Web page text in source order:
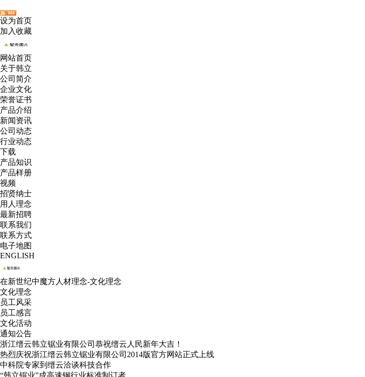
设为首页
加入收藏
网站首页
关于韩立
公司简介
企业文化
荣誉证书
产品介绍
新闻资讯
公司动态
行业动态
下载
产品知识
产品样册
视频
招贤纳士
用人理念
最新招聘
联系我们
联系方式
电子地图
ENGLISH
在新世纪中魔方人材理念-文化理念
文化理念
员工风采
员工感言
文化活动
通知公告
浙江缙云韩立锯业有限公司恭祝缙云人民新年大吉！
热烈庆祝浙江缙云韩立锯业有限公司2014版官方网站正式上线
中科院专家到缙云洽谈科技合作
“韩立锯业”成高速钢行业标准制订者